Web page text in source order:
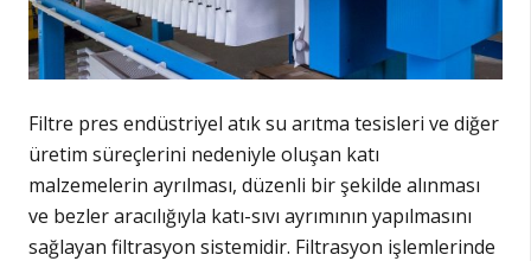
Filtre pres endüstriyel atık su arıtma tesisleri ve diğer
üretim süreçlerini nedeniyle oluşan katı
malzemelerin ayrılması, düzenli bir şekilde alınması
ve bezler aracılığıyla katı-sıvı ayrımının yapılmasını
sağlayan filtrasyon sistemidir. Filtrasyon işlemlerinde